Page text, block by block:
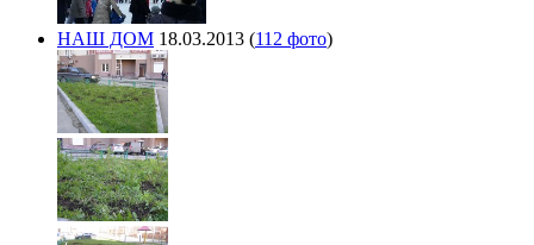
НАШ ДОМ 18.03.2013 (112 фото)